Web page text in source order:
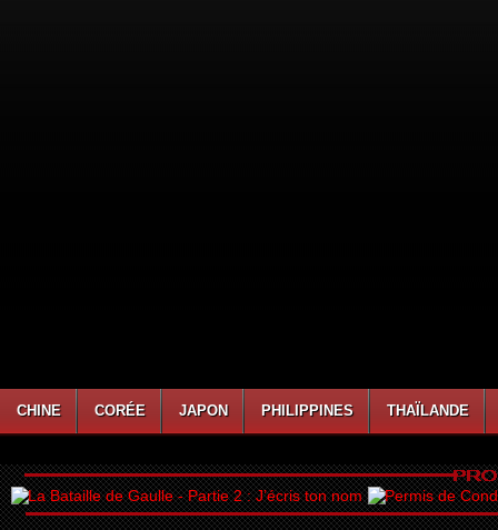
CHINE CORÉE JAPON PHILIPPINES THAÏLANDE